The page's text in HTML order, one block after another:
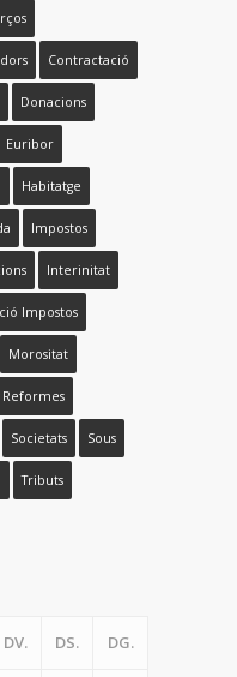
Contractació
Donacions
Euribor
Habitatge
Impostos
Interinitat
Impostos
Morositat
Reformes
Societats Sous
Tributs
DV. DS. DG.